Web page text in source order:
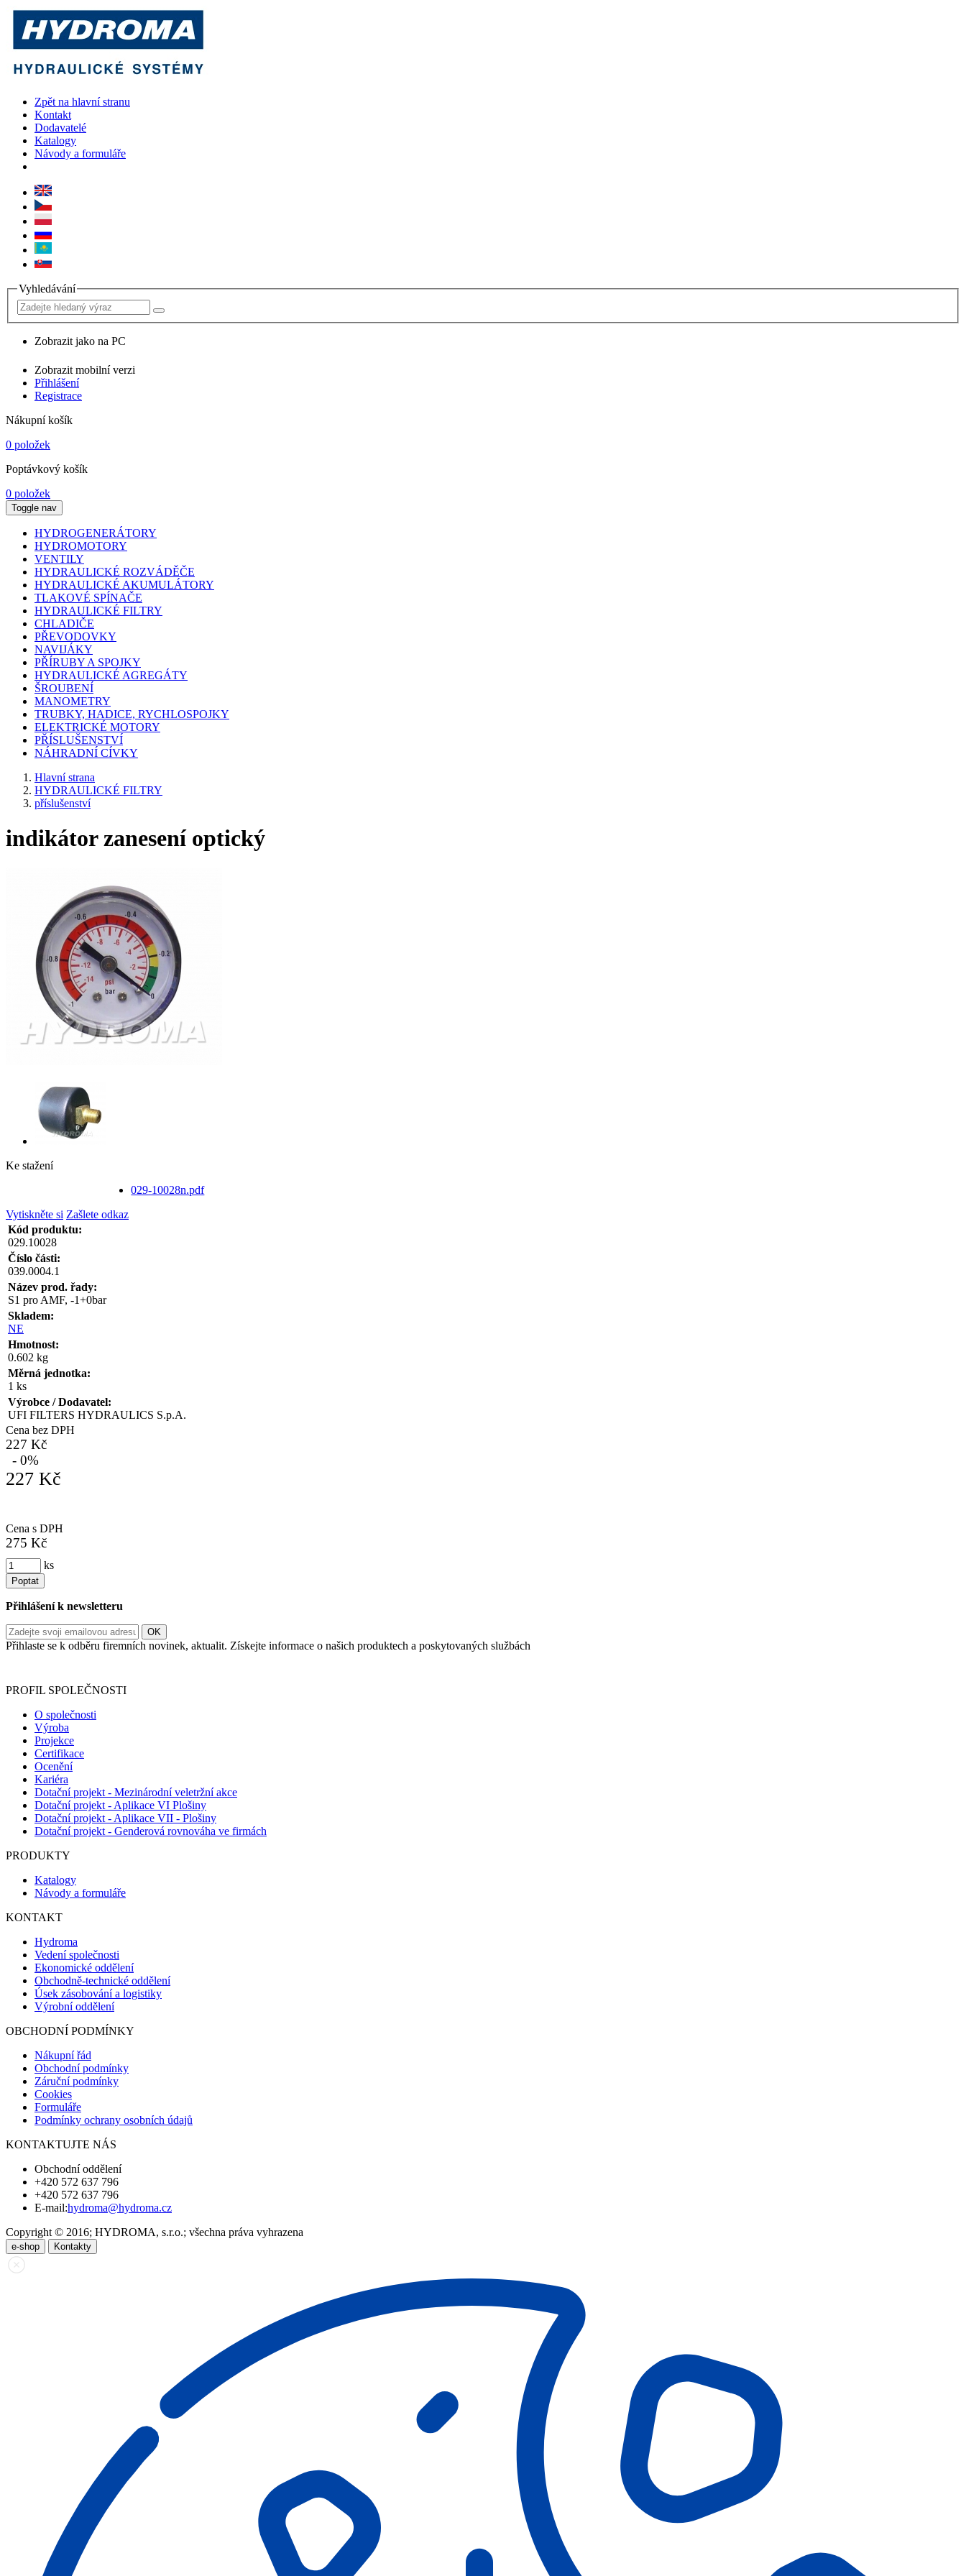
Zpět na hlavní stranu
Kontakt
Dodavatelé
Katalogy
Návody a formuláře
Vyhledávání
Zobrazit jako na PC
Zobrazit mobilní verzi
Přihlášení
Registrace
Nákupní košík
0 položek
Poptávkový košík
0 položek
Toggle nav
HYDROGENERÁTORY
HYDROMOTORY
VENTILY
HYDRAULICKÉ ROZVÁDĚČE
HYDRAULICKÉ AKUMULÁTORY
TLAKOVÉ SPÍNAČE
HYDRAULICKÉ FILTRY
CHLADIČE
PŘEVODOVKY
NAVIJÁKY
PŘÍRUBY A SPOJKY
HYDRAULICKÉ AGREGÁTY
ŠROUBENÍ
MANOMETRY
TRUBKY, HADICE, RYCHLOSPOJKY
ELEKTRICKÉ MOTORY
PŘÍSLUŠENSTVÍ
NÁHRADNÍ CÍVKY
Hlavní strana
HYDRAULICKÉ FILTRY
příslušenství
indikátor zanesení optický
Ke stažení
029-10028n.pdf
Vytiskněte si Zašlete odkaz
Kód produktu:
029.10028
Číslo části:
039.0004.1
Název prod. řady:
S1 pro AMF, -1+0bar
Skladem:
NE
Hmotnost:
0.602 kg
Měrná jednotka:
1 ks
Výrobce / Dodavatel:
UFI FILTERS HYDRAULICS S.p.A.
Cena bez DPH
227 Kč
- 0%
227 Kč
Cena s DPH
275 Kč
ks
Poptat
Přihlášení k newsletteru
Přihlaste se k odběru firemních novinek, aktualit. Získejte informace o našich produktech a poskytovaných službách
PROFIL SPOLEČNOSTI
O společnosti
Výroba
Projekce
Certifikace
Ocenění
Kariéra
Dotační projekt - Mezinárodní veletržní akce
Dotační projekt - Aplikace VI Plošiny
Dotační projekt - Aplikace VII - Plošiny
Dotační projekt - Genderová rovnováha ve firmách
PRODUKTY
Katalogy
Návody a formuláře
KONTAKT
Hydroma
Vedení společnosti
Ekonomické oddělení
Obchodně-technické oddělení
Úsek zásobování a logistiky
Výrobní oddělení
OBCHODNÍ PODMÍNKY
Nákupní řád
Obchodní podmínky
Záruční podmínky
Cookies
Formuláře
Podmínky ochrany osobních údajů
KONTAKTUJTE NÁS
Obchodní oddělení
+420 572 637 796
+420 572 637 796
E-mail:hydroma@hydroma.cz
Copyright © 2016; HYDROMA, s.r.o.; všechna práva vyhrazena
e-shop Kontakty